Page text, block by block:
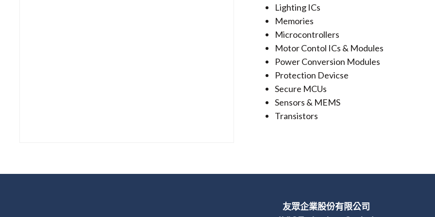
Lighting ICs
Memories
Microcontrollers
Motor Contol ICs & Modules
Power Conversion Modules
Protection Devicse
Secure MCUs
Sensors & MEMS
Transistors
友眾企業股份有限公司